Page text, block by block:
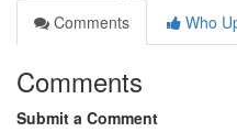
Comments
Who
Comments
Submit a Comment